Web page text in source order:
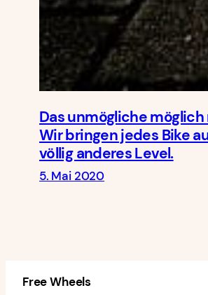
Das unmögliche
Wir bringen jedes Bike
völlig anderes Level.
5. Mai 2020
Free Wheels